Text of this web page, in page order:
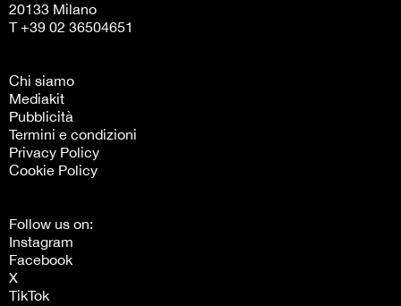
20133 Milano
T +39 02 36504651
Chi siamo
Mediakit
Pubblicità
Termini e condizioni
Privacy Policy
Cookie Policy
Follow us on:
Instagram
Facebook
X
TikTok